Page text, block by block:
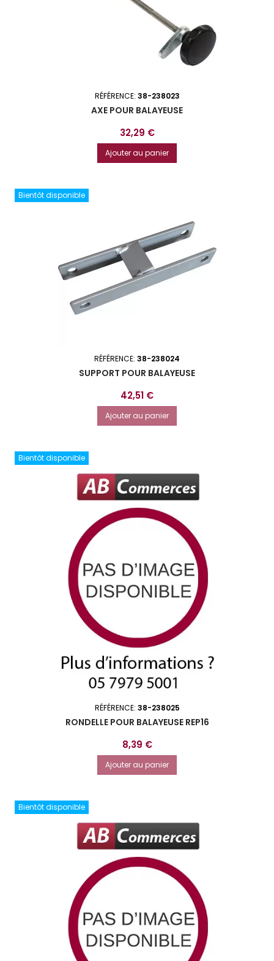
RÉFÉRENCE: 38-238023
AXE POUR BALAYEUSE
Prix
32,29 €
Ajouter au panier
Bientôt disponible
RÉFÉRENCE: 38-238024
SUPPORT POUR BALAYEUSE
Prix
42,51 €
Ajouter au panier
Bientôt disponible
RÉFÉRENCE: 38-238025
RONDELLE POUR BALAYEUSE REP16
Prix
8,39 €
Ajouter au panier
Bientôt disponible